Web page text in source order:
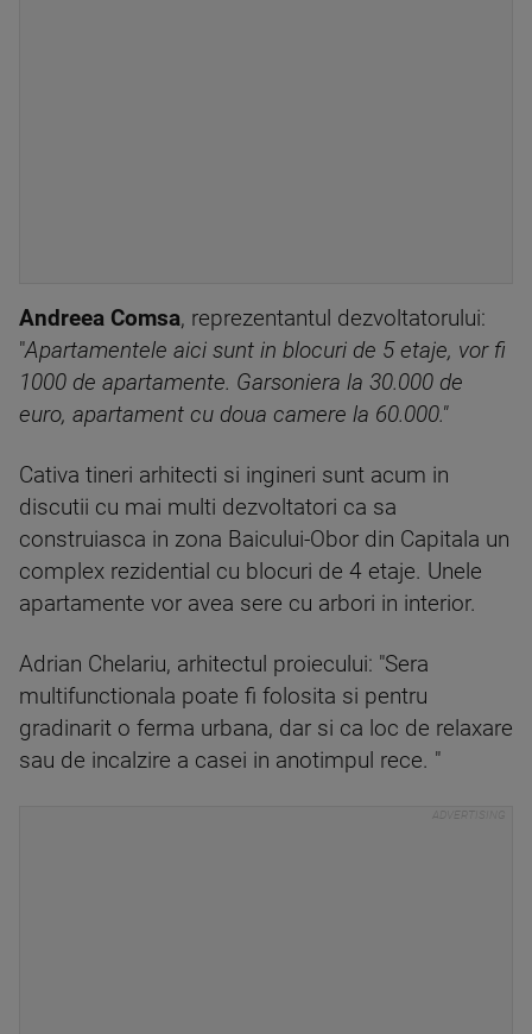
Andreea Comsa, reprezentantul dezvoltatorului:
"Apartamentele aici sunt in blocuri de 5 etaje, vor fi
1000 de apartamente. Garsoniera la 30.000 de
euro, apartament cu doua camere la 60.000."
Cativa tineri arhitecti si ingineri sunt acum in
discutii cu mai multi dezvoltatori ca sa
construiasca in zona Baicului-Obor din Capitala un
complex rezidential cu blocuri de 4 etaje. Unele
apartamente vor avea sere cu arbori in interior.
Adrian Chelariu, arhitectul proiecului: "Sera
multifunctionala poate fi folosita si pentru
gradinarit o ferma urbana, dar si ca loc de relaxare
sau de incalzire a casei in anotimpul rece. "